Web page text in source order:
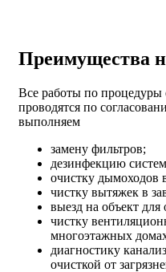
Преимущества
Все работы по процедуры
проводятся по
выполняем
замену фильтров;
дезинфекцию
очистку дымоходов
чистку вытяжек в
выезд на объект для
чистку
многоэтажных
диагностику
очисткой от